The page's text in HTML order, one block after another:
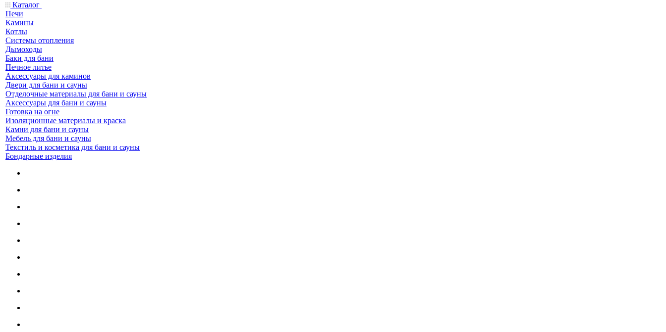
Каталог
Печи
Камины
Котлы
Системы отопления
Дымоходы
Баки для бани
Печное литье
Аксессуары для каминов
Двери для бани и сауны
Отделочные материалы для бани и сауны
Аксессуары для бани и сауны
Готовка на огне
Изоляционные материалы и краска
Камни для бани и сауны
Мебель для бани и сауны
Текстиль и косметика для бани и сауны
Бондарные изделия